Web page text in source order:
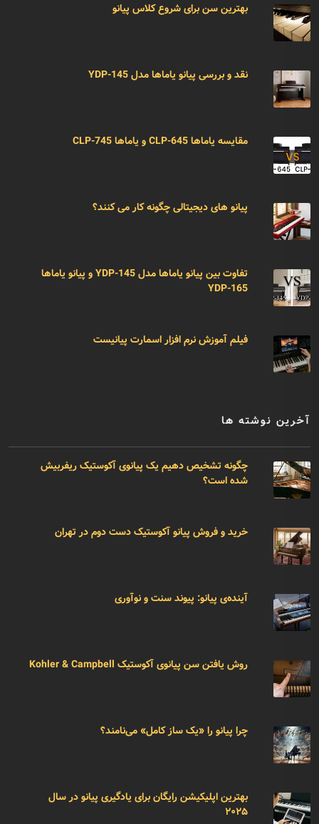
بهترین سن برای شروع کلاس پیانو
نقد و بررسی پیانو یاماها مدل YDP-145
مقایسه یاماها CLP-645 و یاماها CLP-745
پیانو های دیجیتالی چگونه کار می کنند؟
تفاوت بین پیانو یاماها مدل YDP-145 و پیانو یاماها
YDP-165
فیلم آموزش نرم افزار اسمارت پیانیست
آخرین نوشته ها
چگونه تشخیص دهیم یک پیانوی آکوستیک ریفربیش
شده است؟
خرید و فروش پیانو آکوستیک دست دوم در تهران
آینده‌ی پیانو: پیوند سنت و نوآوری
روش یافتن سن پیانوی آکوستیک Kohler & Campbell
چرا پیانو را «یک ساز کامل» می‌نامند؟
بهترین اپلیکیشن رایگان برای یادگیری پیانو در سال
۲۰۲۵